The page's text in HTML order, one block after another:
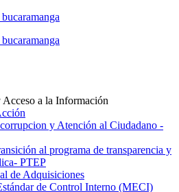
Acceso a la Información
y Atención al Ciudadano -
al programa de transparencia y
РТЕР
de Adquisiciones
de Control Interno (MECI)